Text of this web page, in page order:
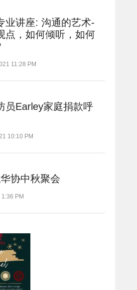
业讲座: 沟通的艺术-
点，如何倾听，如何
11:28 PM
员Earley家庭捐款呼
10:10 PM
协中秋聚会
PM